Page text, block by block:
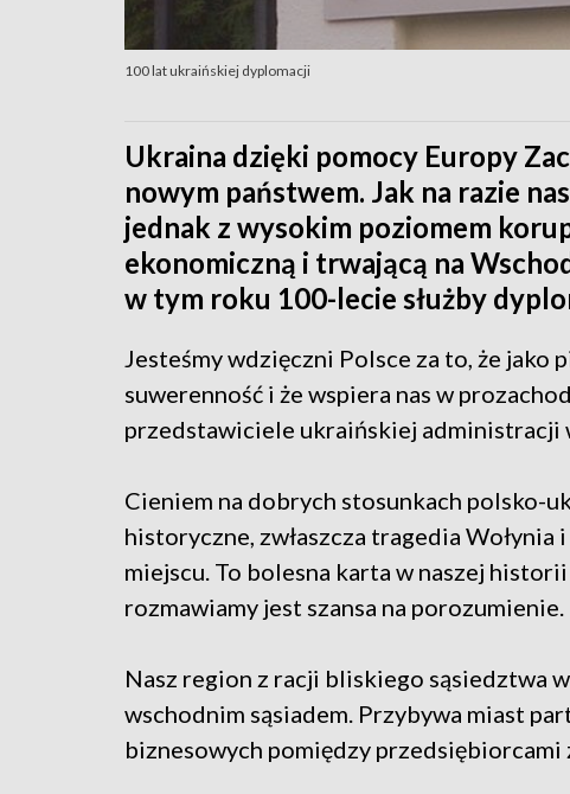
100 lat ukraińskiej dyplomacji
Ukraina dzięki pomocy Europy
nowym państwem. Jak na razie
jednak z wysokim poziomem
ekonomiczną i trwającą na
w tym roku 100-lecie służby
Jesteśmy wdzięczni Polsce za to, że jako
suwerenność i że wspiera nas w
przedstawiciele ukraińskiej administracji
Cieniem na dobrych stosunkach polsko-
historyczne, zwłaszcza tragedia
miejscu. To bolesna karta w naszej
rozmawiamy jest szansa na porozumienie.
Nasz region z racji bliskiego sąsiedztwa
wschodnim sąsiadem. Przybywa miast
biznesowych pomiędzy przedsiębiorcami